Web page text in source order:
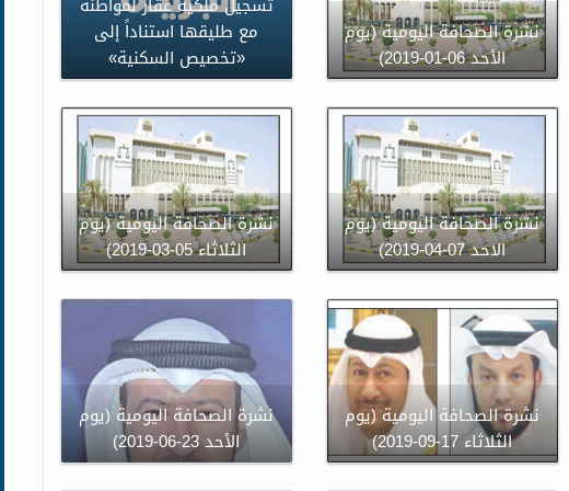
مع طليقها استناداً إلى
«تخصيص السكنية»
نشرة الصحافة اليومية (يوم
الأحد 06-01-2019)
نشرة الصحافة اليومية (يوم
الثلاثاء 05-03-2019)
نشرة الصحافة اليومية (يوم
الاحد 07-04-2019)
نشرة الصحافة اليومية (يوم
الأحد 23-06-2019)
نشرة الصحافة اليومية (يوم
الثلاثاء 17-09-2019)